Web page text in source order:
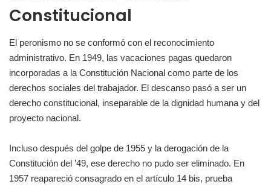
Constitucional
El peronismo no se conformó con el reconocimiento
administrativo. En 1949, las vacaciones pagas quedaron
incorporadas a la Constitución Nacional como parte de los
derechos sociales del trabajador. El descanso pasó a ser un
derecho constitucional, inseparable de la dignidad humana y del
proyecto nacional.
Incluso después del golpe de 1955 y la derogación de la
Constitución del ’49, ese derecho no pudo ser eliminado. En
1957 reapareció consagrado en el artículo 14 bis, prueba